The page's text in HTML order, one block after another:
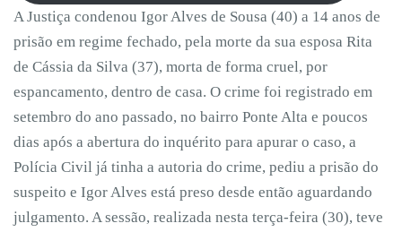
A Justiça condenou Igor Alves de Sousa (40) a 14 anos de
prisão em regime fechado, pela morte da sua esposa Rita
de Cássia da Silva (37), morta de forma cruel, por
espancamento, dentro de casa. O crime foi registrado em
setembro do ano passado, no bairro Ponte Alta e poucos
dias após a abertura do inquérito para apurar o caso, a
Polícia Civil já tinha a autoria do crime, pediu a prisão do
suspeito e Igor Alves está preso desde então aguardando
julgamento. A sessão, realizada nesta terça-feira (30), teve